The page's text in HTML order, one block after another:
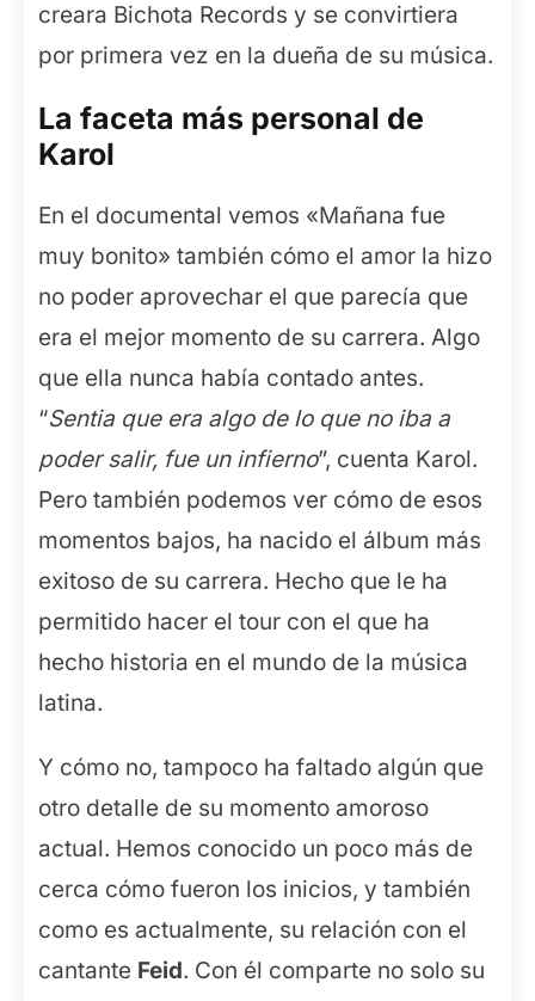
creara Bichota Records y se convirtiera
por primera vez en la dueña de su música.
La faceta más personal de
Karol
En el documental vemos «Mañana fue
muy bonito» también cómo el amor la hizo
no poder aprovechar el que parecía que
era el mejor momento de su carrera. Algo
que ella nunca había contado antes.
“Sentia que era algo de lo que no iba a
poder salir, fue un infierno”, cuenta Karol.
Pero también podemos ver cómo de esos
momentos bajos, ha nacido el álbum más
exitoso de su carrera. Hecho que le ha
permitido hacer el tour con el que ha
hecho historia en el mundo de la música
latina.
Y cómo no, tampoco ha faltado algún que
otro detalle de su momento amoroso
actual. Hemos conocido un poco más de
cerca cómo fueron los inicios, y también
como es actualmente, su relación con el
cantante Feid. Con él comparte no solo su